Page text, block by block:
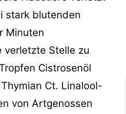
stark blutenden
Minuten
verletzte Stelle zu
Cistrosenöl
Ct. Linalool-
von Artgenossen